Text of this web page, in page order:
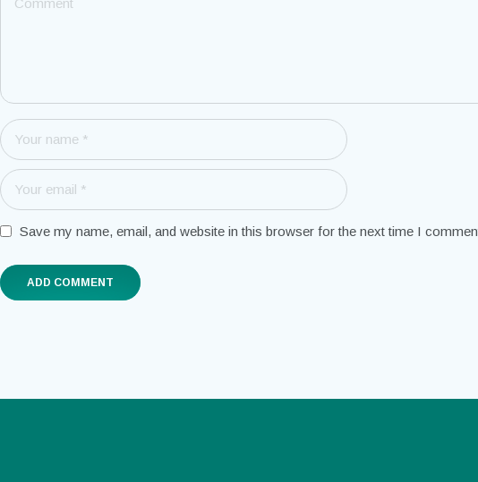
Save my name, email, and website in this browser for the next time I